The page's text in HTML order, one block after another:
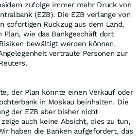
zufolge immer mehr Druck von
(EZB). Die EZB verlange von
sofortigen Rückzug aus dem Land,
Plan, wie das Bankgeschäft dort
bewältigt werden können,
vertraute Personen zur
der Plan könnte einen Verkauf oder
in Moskau beinhalten. Die
der EZB aber bisher nicht
auch keine Absicht, dies zu tun,
haben die Banken aufgefordert, das